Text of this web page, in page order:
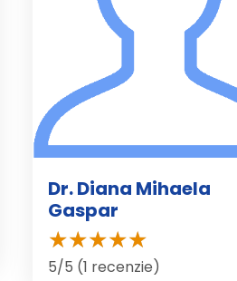
Dr. Diana Mihaela
Gaspar
5/5 (1 recenzie)